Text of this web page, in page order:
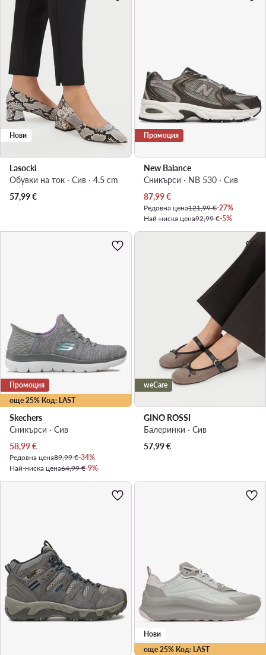
Нови
Lasocki
Обувки на ток · Сив · 4.5 cm
57,99€
Промоция
New Balance
Сникърси · NB 530 · Сив
Актуална цена
87,99€
Редовна цена121,99 €-27%
Най-ниска цена92,99 €-5%
още 25% Код: LAST
Промоция
Skechers
Сникърси · Сив
Актуална цена
58,99€
Редовна цена89,99 €-34%
Най-ниска цена64,99 €-9%
weCare
GINO ROSSI
Балеринки · Сив
57,99€
още 25% Код: LAST
Нови